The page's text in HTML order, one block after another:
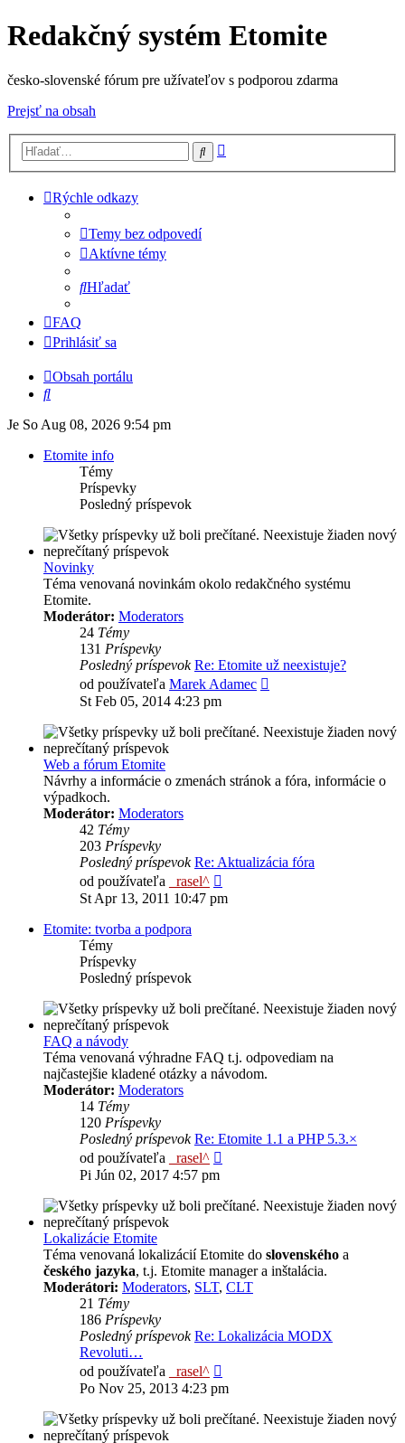
Redakčný systém Etomite
česko-slovenské fórum pre užívateľov s podporou zdarma
Prejsť na obsah
Hľadať
Rýchle odkazy
Temy bez odpovedí
Aktívne témy
Hľadať
FAQ
Prihlásiť sa
Obsah portálu
Hľadať
Je So Aug 08, 2026 9:54 pm
Etomite info
Témy
Príspevky
Posledný príspevok
Novinky
Téma venovaná novinkám okolo redakčného systému
Etomite.
Moderátor: Moderators
24 Témy
131 Príspevky
Posledný príspevok Re: Etomite už neexistuje?
od používateľa Marek Adamec
St Feb 05, 2014 4:23 pm
Web a fórum Etomite
Návrhy a informácie o zmenách stránok a fóra, informácie o
výpadkoch.
Moderátor: Moderators
42 Témy
203 Príspevky
Posledný príspevok Re: Aktualizácia fóra
od používateľa
_rasel^
posledný
St Apr 13, 2011 10:47 pm
Etomite: tvorba a podpora
Témy
Príspevky
Posledný príspevok
FAQ a návody
Téma venovaná výhradne FAQ t.j. odpovediam na
najčastejšie kladené otázky a návodom.
Moderátor: Moderators
14 Témy
120 Príspevky
Posledný príspevok Re: Etomite 1.1 a PHP 5.3.×
od používateľa
_rasel^
Pi Jún 02, 2017 4:57 pm
Lokalizácie Etomite
Téma venovaná lokalizácií Etomite do slovenského a
českého jazyka, t.j. Etomite manager a inštalácia.
Moderátori: Moderators, SLT, CLT
21 Témy
186 Príspevky
Posledný príspevok Re: Lokalizácia MODX
Revoluti…
od používateľa
_rasel^
posledný
Po Nov 25, 2013 4:23 pm